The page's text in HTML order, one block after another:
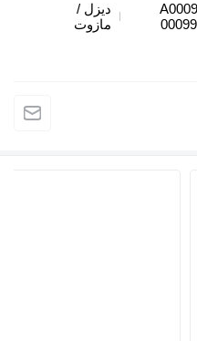
ديزل /
مازوت